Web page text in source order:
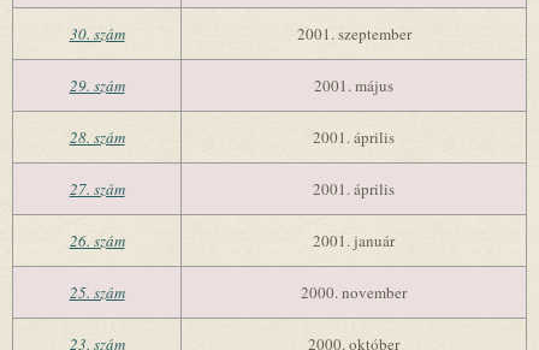
30. szám 2001. szeptember
29. szám 2001. május
28. szám 2001. április
27. szám 2001. április
26. szám 2001. január
25. szám 2000. november
23. szám 2000. október